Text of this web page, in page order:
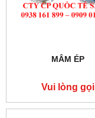
MÂM ÉP
Vui lòng gọi